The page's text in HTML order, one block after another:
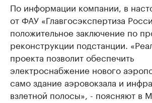
По информации компании, в
от ФАУ «Главгосэкспертиза
положительное заключение по
реконструкции подстанции.
проекта позволит обеспечить
электроснабжение нового
само здание аэровокзала и
взлетной полосы», - поясняют в